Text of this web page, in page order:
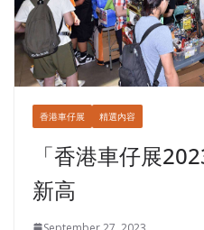
香港車仔展 精選內容
「香港車仔展
新高